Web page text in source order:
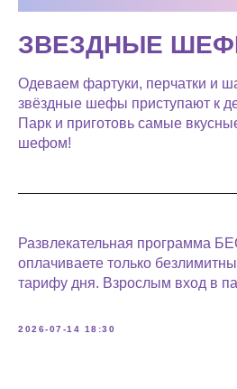
ЗВЕЗДНЫЕ
Одеваем фартуки, перчатки и
звёздные шефы приступают к
Парк и приготовь самые
шефом!
Развлекательная программа
оплачиваете только
тарифу дня. Взрослым вход в
2026-07-14 18:30